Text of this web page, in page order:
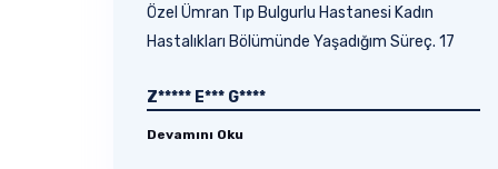
Özel Ümran Tıp Bulgurlu Hastanesi Kadın
Hastalıkları Bölümünde Yaşadığım Süreç. 17
Z***** E*** G****
Devamını Oku